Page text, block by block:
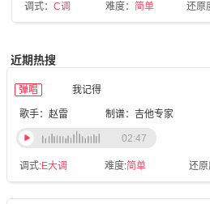
调式： C调 难度： 简单 还原
近期热搜
弹唱 我记得
歌手：赵雷 制谱：吉他专家
调式:E大调 难度:简单 还
02:47